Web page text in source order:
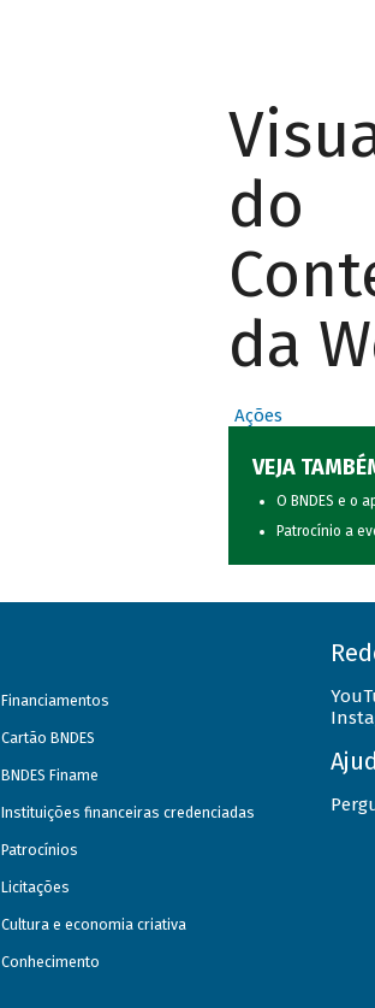
do
da
Ações
VEJA
O BNDES e o
Patrocínio a
Financiamentos
Cartão BNDES
BNDES Finame
Instituições financeiras credenciadas
Patrocínios
Licitações
Cultura e economia criativa
Conhecimento